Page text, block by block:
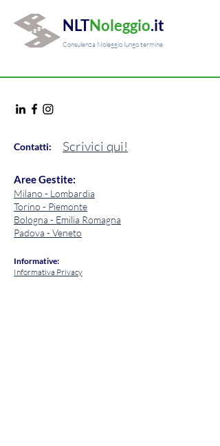
NLTNoleggio.it
Consulenza Noleggio lungo termine
Contatti: Scrivici qui!
Aree Gestite:
Milano - Lombardia
Torino - Piemonte
Bologna - Emilia Romagna
Padova - Veneto
Informative:
Informativa Privacy